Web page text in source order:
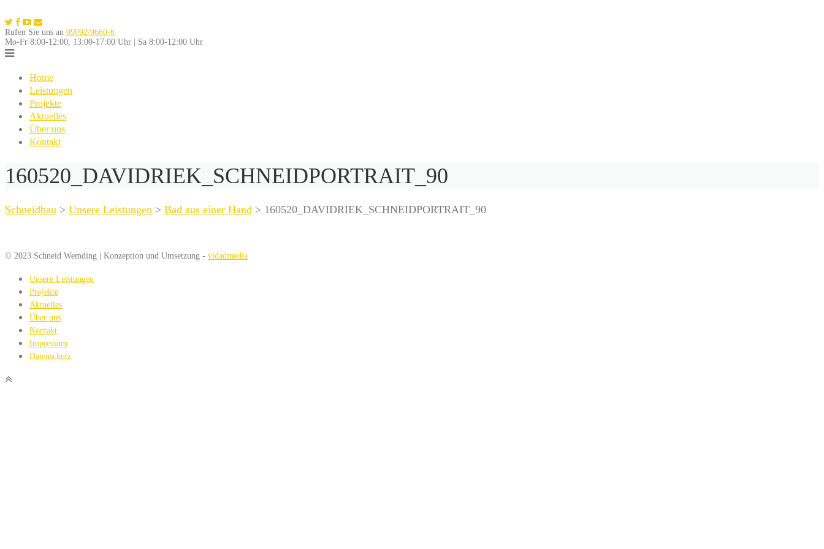
to
content
Rufen Sie uns an 09092/9660-6
Mo-Fr 8:00-12:00, 13:00-17:00 Uhr | Sa 8:00-12:00 Uhr
Home
Leistungen
Projekte
Aktuelles
Über uns
Kontakt
160520_DAVIDRIEK_SCHNEIDPORTRAIT_90
Schneidbau > Unsere Leistungen > Bad aus einer Hand > 160520_DAVIDRIEK_SCHNEIDPORTRAIT_90
© 2023 Schneid Wemding | Konzeption und Umsetzung - vidadmedia
Unsere Leistungen
Projekte
Aktuelles
Über uns
Kontakt
Impressum
Datenschutz